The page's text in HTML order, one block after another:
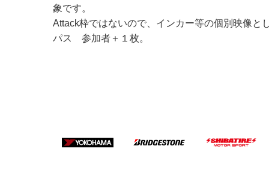
象です。
Attack枠ではないので、インカー等の個別映像と
パス 参加者＋１枚。